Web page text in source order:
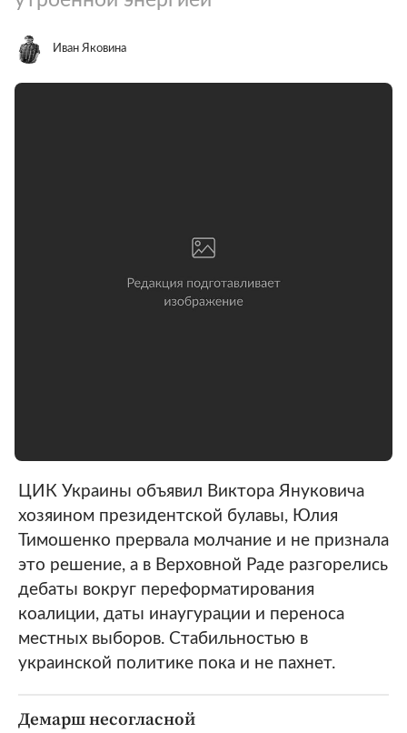
Иван Яковина
ЦИК Украины объявил Виктора Януковича
хозяином президентской булавы, Юлия
Тимошенко прервала молчание и не признала
это решение, а в Верховной Раде разгорелись
дебаты вокруг переформатирования
коалиции, даты инаугурации и переноса
местных выборов. Стабильностью в
украинской политике пока и не пахнет.
Демарш несогласной